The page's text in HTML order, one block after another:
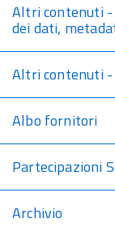
Altri contenuti -
dei dati,
Altri contenuti
Albo fornitori
Partecipazioni
Archivio